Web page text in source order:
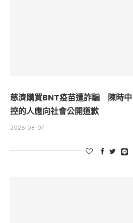
慈濟購買BNT疫苗遭詐騙 陳時
控的人應向社會公開道歉
2026-08-07